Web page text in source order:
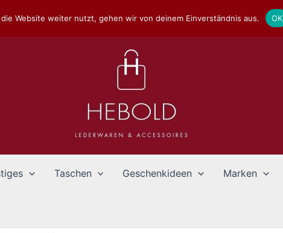
Taschen Geschenkideen Marken
die Website weiter nutzt, gehen wir von deinem Einverständnis aus. OK